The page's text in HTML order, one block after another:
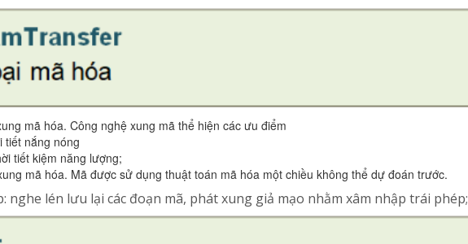
mã hóa. Công nghệ xung mã thể hiện các ưu điểm
tiết nắng nóng
tiết kiệm năng lượng;
mã hóa. Mã được sử dụng thuật toán mã hóa một chiều không thể dự đoán trước.
nghe lén lưu lại các đoạn mã, phát xung giả mạo nhằm xâm nhập trái phép;